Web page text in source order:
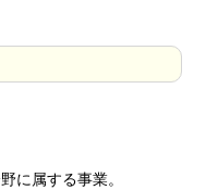
属する事業。